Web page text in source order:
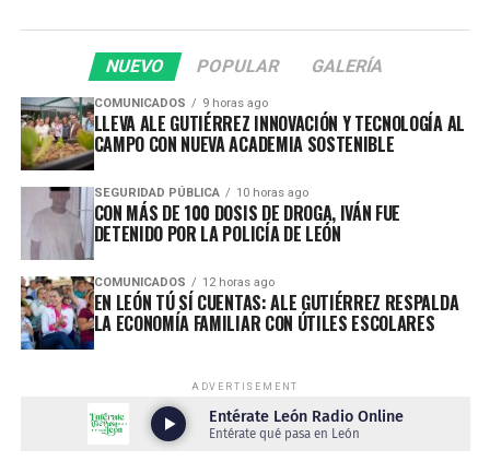
NUEVO POPULAR GALERÍA
COMUNICADOS 9 horas ago
LLEVA ALE GUTIÉRREZ INNOVACIÓN Y TECNOLOGÍA AL
CAMPO CON NUEVA ACADEMIA SOSTENIBLE
SEGURIDAD PÚBLICA 10 horas ago
CON MÁS DE 100 DOSIS DE DROGA, IVÁN FUE
DETENIDO POR LA POLICÍA DE LEÓN
COMUNICADOS 12 horas ago
EN LEÓN TÚ SÍ CUENTAS: ALE GUTIÉRREZ RESPALDA
LA ECONOMÍA FAMILIAR CON ÚTILES ESCOLARES
ADVERTISEMENT